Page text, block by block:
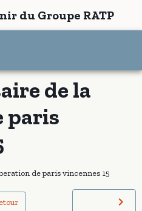
du Groupe RATP
de la
paris